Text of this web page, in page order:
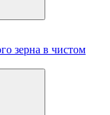
зерна в чистом